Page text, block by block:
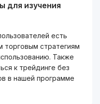
для изучения
есть
торговым стратегиям
Также
к трейдинге без
в нашей программе